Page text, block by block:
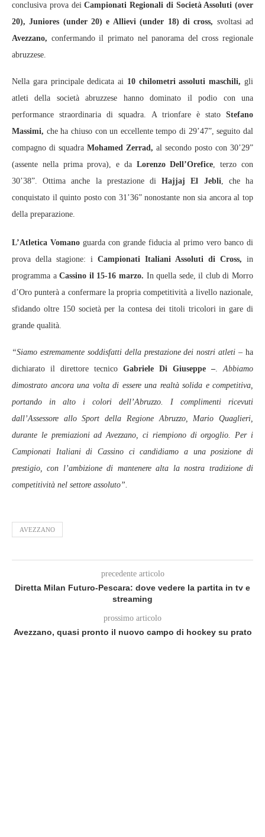
conclusiva prova deiCampionati Regionali di Società Assoluti (over
20), Juniores (under 20) e Allievi (under 18) di cross, svoltasi ad
Avezzano, confermando il primato nel panorama del cross regionale
abruzzese.
Nella gara principale dedicata ai 10 chilometri assoluti maschili, gli
atleti della società abruzzese hanno dominato il podio con una
performance straordinaria di squadra. A trionfare è stato Stefano
Massimi, che ha chiuso con un eccellente tempo di 29’47”, seguito dal
compagno di squadra Mohamed Zerrad, al secondo posto con 30’29”
(assente nella prima prova), e daLorenzo Dell’Orefice, terzo con
30’38”. Ottima anche la prestazione diHajjaj El Jebli, che ha
conquistato il quinto posto con 31’36” nonostante non sia ancora al top
della preparazione.
L’Atletica Vomano guarda con grande fiducia al primo vero banco di
prova della stagione: i Campionati Italiani Assoluti di Cross, in
programma aCassino il 15-16 marzo. In quella sede, il club di Morro
d’Oro punterà a confermare la propria competitività a livello nazionale,
sfidando oltre 150 società per la contesa dei titoli tricolori in gare di
grande qualità.
“Siamo estremamente soddisfatti della prestazione dei nostri atleti – ha
dichiarato il direttore tecnico Gabriele Di Giuseppe –. Abbiamo
dimostrato ancora una volta di essere una realtà solida e competitiva,
portando in alto i colori dell’Abruzzo. I complimenti ricevuti
dall’Assessore allo Sport della Regione Abruzzo, Mario Quaglieri,
durante le premiazioni ad Avezzano, ci riempiono di orgoglio. Per i
Campionati Italiani di Cassino ci candidiamo a una posizione di
prestigio, con l’ambizione di mantenere alta la nostra tradizione di
competitività nel settore assoluto”.
AVEZZANO
precedente articolo
Diretta Milan Futuro-Pescara: dove vedere la partita in tv e
streaming
prossimo articolo
Avezzano, quasi pronto il nuovo campo di hockey su prato